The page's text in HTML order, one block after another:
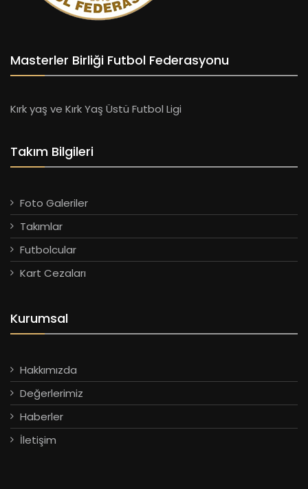
Masterler Birliği Futbol Federasyonu
Kırk yaş ve Kırk Yaş Üstü Futbol Ligi
Takım Bilgileri
Foto Galeriler
Takımlar
Futbolcular
Kart Cezaları
Kurumsal
Hakkımızda
Değerlerimiz
Haberler
İletişim